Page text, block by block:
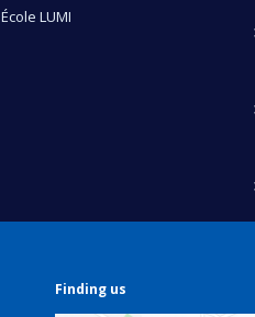
École LUMI
Finding us